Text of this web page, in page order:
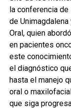
la conferencia de
de
Oral, quien
en pacientes
este
el diagnóstico
hasta el manejo
oral o
que siga